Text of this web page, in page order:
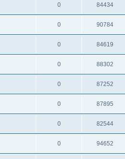
0 84434
0 90784
0 84619
0 88302
0 87252
0 87895
0 82544
0 94652